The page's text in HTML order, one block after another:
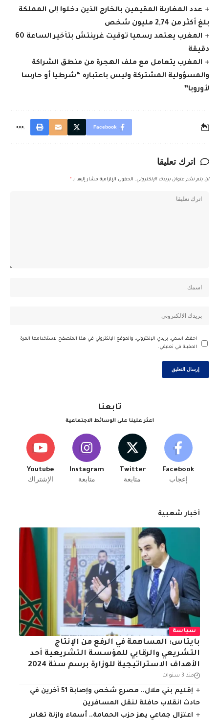
عدد المغاربة المقيمين بالخارج الذين دخلوا إلى المملكة
بلغ أكثر من 2,74 مليون شخص
المغرب يعتمد رسميا توقيت غرينتش بتأخير الساعة 60
دقيقة
المغرب يتعامل مع ملف الهجرة من منطق الشراكة
والمسؤولية المشتركة وليس باعتباره “شرطيا أو حارسا
لأوروبا”
Facebook
اترك تعليقا
لن يتم نشر عنوان بريدك الإلكتروني. الحقول الإلزامية مشار إليها بـ *
احفظ اسمي، بريدي الإلكتروني، والموقع الإلكتروني في هذا المتصفح لاستخدامها المرة
المقبلة في تعليقي.
تابعنا
اعثر علينا على الوسائط الاجتماعية
Facebook
إعجاب
Twitter
متابعة
Instagram
متابعة
Youtube
الإشتراك
أخبار شعبية
سياسة
بايتاس: المساهمة في الرفع من الإنتاج
التشريعي والرقابي للمؤسسة التشريعية أحد
الأهداف الاستراتيجية للوزارة برسم سنة 2024
منذ 3 سنوات
إقليم بني ملال.. مصرع شخص وإصابة 51 آخرين في
حادث انقلاب حافلة لنقل المسافرين
اعتزال جماعي يهز حزب الحمامة.. أسماء وازنة تغادر